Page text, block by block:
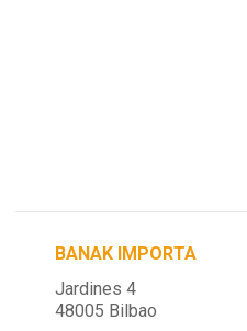
BANAK IMPORTA
Jardines 4
48005 Bilbao